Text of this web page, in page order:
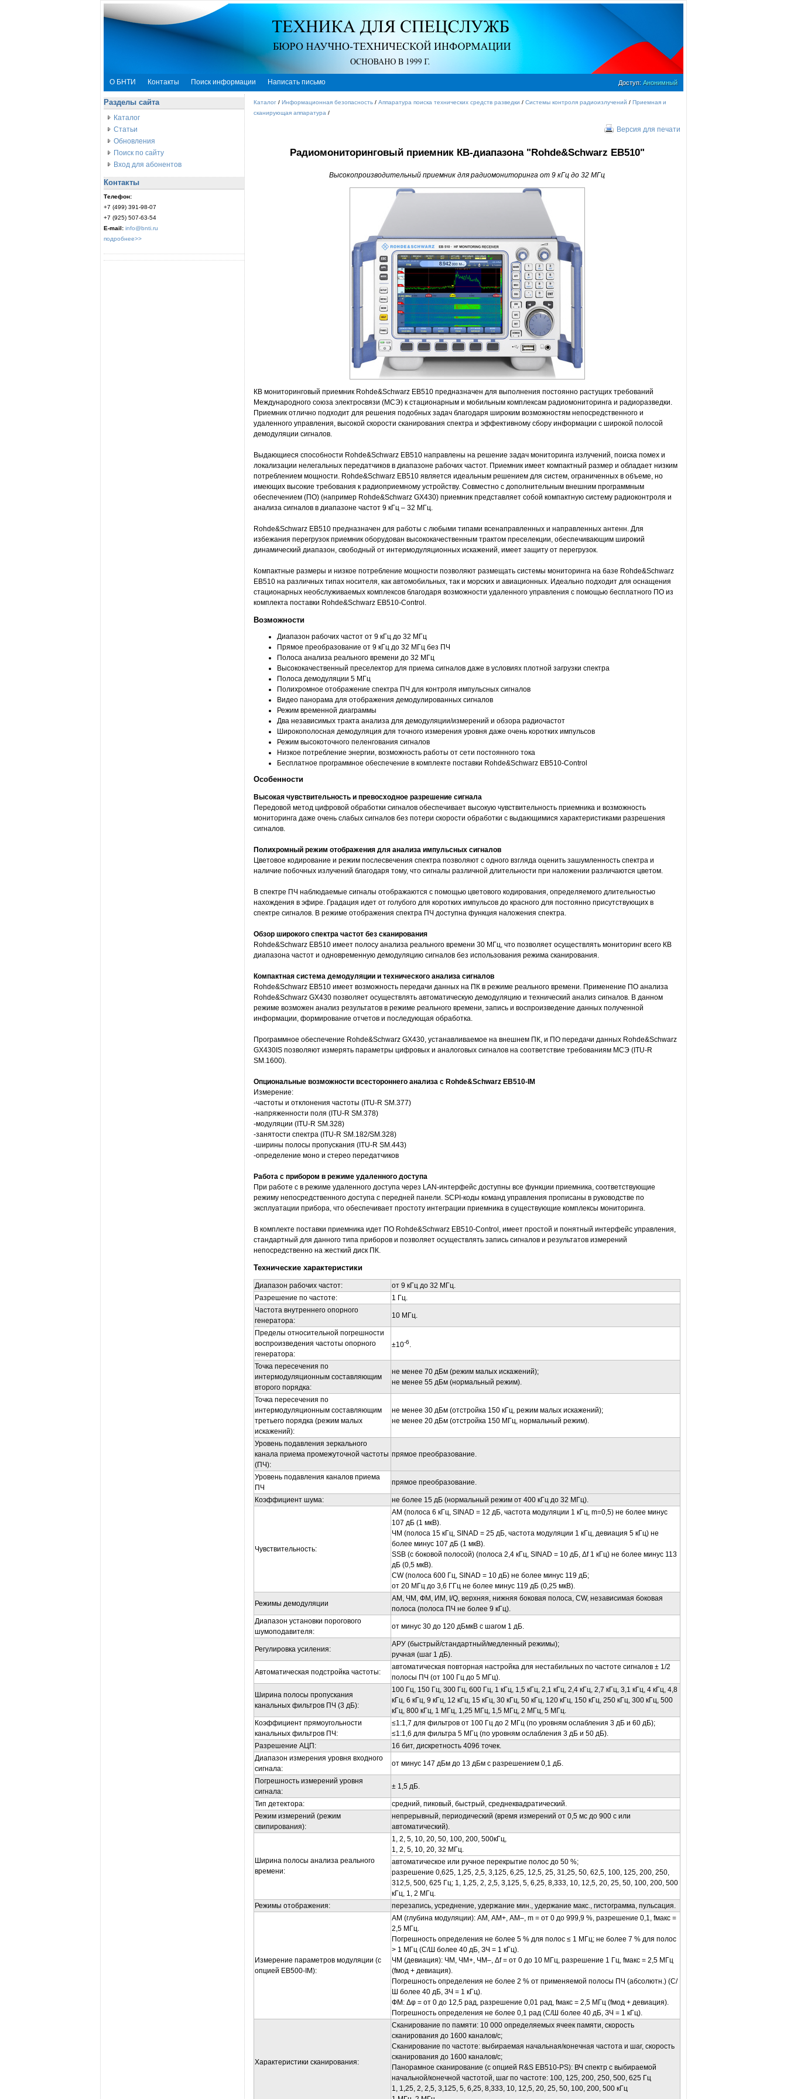
О БНТИ Контакты Поиск информации Написать письмо Доступ: Анонимный
Разделы сайта
Каталог
Статьи
Обновления
Поиск по сайту
Вход для абонентов
Контакты
Телефон:
+7 (499) 391-98-07
+7 (925) 507-63-54
E-mail: info@bnti.ru
подробнее>>
Каталог / Информационная безопасность / Аппаратура поиска технических средств разведки / Системы контроля радиоизлучений / Приемная и
сканирующая аппаратура /
Версия для печати
Радиомониторинговый приемник КВ-диапазона "Rohde&Schwarz EB510"
Высокопроизводительный приемник для радиомониторинга от 9 кГц до 32 МГц
КВ мониторинговый приемник Rohde&Schwarz EB510 предназначен для выполнения постоянно растущих требований
Международного союза электросвязи (МСЭ) к стационарным и мобильным комплексам радиомониторинга и радиоразведки.
Приемник отлично подходит для решения подобных задач благодаря широким возможностям непосредственного и
удаленного управления, высокой скорости сканирования спектра и эффективному сбору информации с широкой полосой
демодуляции сигналов.
Выдающиеся способности Rohde&Schwarz EB510 направлены на решение задач мониторинга излучений, поиска помех и
локализации нелегальных передатчиков в диапазоне рабочих частот. Приемник имеет компактный размер и обладает низким
потреблением мощности. Rohde&Schwarz EB510 является идеальным решением для систем, ограниченных в объеме, но
имеющих высокие требования к радиоприемному устройству. Совместно с дополнительным внешним программным
обеспечением (ПО) (например Rohde&Schwarz GX430) приемник представляет собой компактную систему радиоконтроля и
анализа сигналов в диапазоне частот 9 кГц – 32 МГц.
Rohde&Schwarz EB510 предназначен для работы с любыми типами всенаправленных и направленных антенн. Для
избежания перегрузок приемник оборудован высококачественным трактом преселекции, обеспечивающим широкий
динамический диапазон, свободный от интермодуляционных искажений, имеет защиту от перегрузок.
Компактные размеры и низкое потребление мощности позволяют размещать системы мониторинга на базе Rohde&Schwarz
EB510 на различных типах носителя, как автомобильных, так и морских и авиационных. Идеально подходит для оснащения
стационарных необслуживаемых комплексов благодаря возможности удаленного управления с помощью бесплатного ПО из
комплекта поставки Rohde&Schwarz EB510-Control.
Возможности
Диапазон рабочих частот от 9 кГц до 32 МГц
Прямое преобразование от 9 кГц до 32 МГц без ПЧ
Полоса анализа реального времени до 32 МГц
Высококачественный преселектор для приема сигналов даже в условиях плотной загрузки спектра
Полоса демодуляции 5 МГц
Полихромное отображение спектра ПЧ для контроля импульсных сигналов
Видео панорама для отображения демодулированных сигналов
Режим временной диаграммы
Два независимых тракта анализа для демодуляции/измерений и обзора радиочастот
Широкополосная демодуляция для точного измерения уровня даже очень коротких импульсов
Режим высокоточного пеленгования сигналов
Низкое потребление энергии, возможность работы от сети постоянного тока
Бесплатное программное обеспечение в комплекте поставки Rohde&Schwarz EB510-Control
Особенности
Высокая чувствительность и превосходное разрешение сигнала
Передовой метод цифровой обработки сигналов обеспечивает высокую чувствительность приемника и возможность
мониторинга даже очень слабых сигналов без потери скорости обработки с выдающимися характеристиками разрешения
сигналов.
Полихромный режим отображения для анализа импульсных сигналов
Цветовое кодирование и режим послесвечения спектра позволяют с одного взгляда оценить зашумленность спектра и
наличие побочных излучений благодаря тому, что сигналы различной длительности при наложении различаются цветом.
В спектре ПЧ наблюдаемые сигналы отображаются с помощью цветового кодирования, определяемого длительностью
нахождения в эфире. Градация идет от голубого для коротких импульсов до красного для постоянно присутствующих в
спектре сигналов. В режиме отображения спектра ПЧ доступна функция наложения спектра.
Обзор широкого спектра частот без сканирования
Rohde&Schwarz EB510 имеет полосу анализа реального времени 30 МГц, что позволяет осуществлять мониторинг всего КВ
диапазона частот и одновременную демодуляцию сигналов без использования режима сканирования.
Компактная система демодуляции и технического анализа сигналов
Rohde&Schwarz EB510 имеет возможность передачи данных на ПК в режиме реального времени. Применение ПО анализа
Rohde&Schwarz GX430 позволяет осуществлять автоматическую демодуляцию и технический анализ сигналов. В данном
режиме возможен анализ результатов в режиме реального времени, запись и воспроизведение данных полученной
информации, формирование отчетов и последующая обработка.
Программное обеспечение Rohde&Schwarz GX430, устанавливаемое на внешнем ПК, и ПО передачи данных Rohde&Schwarz
GX430IS позволяют измерять параметры цифровых и аналоговых сигналов на соответствие требованиям МСЭ (ITU-R
SM.1600).
Опциональные возможности всестороннего анализа с Rohde&Schwarz EB510-IM
Измерение:
-частоты и отклонения частоты (ITU-R SM.377)
-напряженности поля (ITU-R SM.378)
-модуляции (ITU-R SM.328)
-занятости спектра (ITU-R SM.182/SM.328)
-ширины полосы пропускания (ITU-R SM.443)
-определение моно и стерео передатчиков
Работа с прибором в режиме удаленного доступа
При работе с в режиме удаленного доступа через LAN-интерфейс доступны все функции приемника, соответствующие
режиму непосредственного доступа с передней панели. SCPI-коды команд управления прописаны в руководстве по
эксплуатации прибора, что обеспечивает простоту интеграции приемника в существующие комплексы мониторинга.
В комплекте поставки приемника идет ПО Rohde&Schwarz EB510-Control, имеет простой и понятный интерфейс управления,
стандартный для данного типа приборов и позволяет осуществлять запись сигналов и результатов измерений
непосредственно на жесткий диск ПК.
Технические характеристики
Диапазон рабочих частот:
от 9 кГц до 32 МГц.
Разрешение по частоте:
1 Гц.
Частота внутреннего опорного
генератора:
10 МГц.
Пределы относительной погрешности
воспроизведения частоты опорного
генератора:
±10-6.
Точка пересечения по
интермодуляционным составляющим
второго порядка:
не менее 70 дБм (режим малых искажений);
не менее 55 дБм (нормальный режим).
Точка пересечения по
интермодуляционным составляющим
третьего порядка (режим малых
искажений):
не менее 30 дБм (отстройка 150 кГц, режим малых искажений);
не менее 20 дБм (отстройка 150 МГц, нормальный режим).
Уровень подавления зеркального
канала приема промежуточной частоты
(ПЧ):
прямое преобразование.
Уровень подавления каналов приема
ПЧ
прямое преобразование.
Коэффициент шума: не более 15 дБ (нормальный режим от 400 кГц до 32 МГц).
Чувствительность:
АМ (полоса 6 кГц, SINAD = 12 дБ, частота модуляции 1 кГц, m=0,5) не более минус
107 дБ (1 мкВ).
ЧМ (полоса 15 кГц, SINAD = 25 дБ, частота модуляции 1 кГц, девиация 5 кГц) не
более минус 107 дБ (1 мкВ).
SSB (с боковой полосой) (полоса 2,4 кГц, SINAD = 10 дБ, Δf1 кГц) не более минус 113
дБ (0,5 мкВ).
CW(полоса 600 Гц, SINAD = 10 дБ) не более минус 119 дБ;
от 20 МГц до 3,6 ГГц не более минус 119 дБ (0,25 мкВ).
Режимы демодуляции
АМ, ЧМ, ФМ, ИМ, I/Q, верхняя, нижняя боковая полоса, CW, независимая боковая
полоса (полоса ПЧ не более 9 кГц).
Диапазон установки порогового
шумоподавителя:
от минус 30 до 120 дБмкВ с шагом 1 дБ.
Регулировка усиления:
АРУ (быстрый/стандартный/медленный режимы);
ручная (шаг 1 дБ).
Автоматическая подстройка частоты:
автоматическая повторная настройка для нестабильных по частоте сигналов ± 1/2
полосы ПЧ (от 100 Гц до 5 МГц).
Ширина полосы пропускания
канальных фильтров ПЧ (3 дБ):
100 Гц, 150 Гц, 300 Гц, 600 Гц, 1 кГц, 1,5 кГц, 2,1 кГц, 2,4 кГц, 2,7 кГц, 3,1 кГц, 4 кГц, 4,8
кГц, 6 кГц, 9 кГц, 12 кГц, 15 кГц, 30 кГц, 50 кГц, 120 кГц, 150 кГц, 250 кГц, 300 кГц, 500
кГц, 800 кГц, 1 МГц, 1,25 МГц, 1,5 МГц, 2 МГц, 5 МГц.
Коэффициент прямоугольности
канальных фильтров ПЧ:
≤1:1,7 для фильтров от 100 Гц до 2 МГц (по уровням ослабления 3 дБ и 60 дБ);
≤1:1,6 для фильтра 5 МГц (по уровням ослабления 3 дБ и 50 дБ).
Разрешение АЦП:
16 бит, дискретность 4096 точек.
Диапазон измерения уровня входного
сигнала:
от минус 147 дБм до 13 дБм с разрешением 0,1 дБ.
Погрешность измерений уровня
сигнала:
± 1,5 дБ.
Тип детектора:
средний, пиковый, быстрый, среднеквадратический.
Режим измерений (режим
свипирования):
непрерывный, периодический (время измерений от 0,5 мс до 900 с или
автоматический).
Ширина полосы анализа реального
времени:
1, 2, 5, 10, 20, 50, 100, 200, 500кГц,
1, 2, 5, 10, 20, 32 МГц.
автоматическое или ручное перекрытие полос до 50 %;
разрешение 0,625, 1,25, 2,5, 3,125, 6,25, 12,5, 25, 31,25, 50, 62,5, 100, 125, 200, 250,
312,5, 500, 625 Гц; 1, 1,25, 2, 2,5, 3,125, 5, 6,25, 8,333, 10, 12,5, 20, 25, 50, 100, 200, 500
кГц, 1, 2 МГц.
Режимы отображения:
перезапись, усреднение, удержание мин., удержание макс., гистограмма, пульсация.
Измерение параметров модуляции (с
опцией EB500-IM):
АМ (глубина модуляции): АМ, АМ+, АМ–, m = от 0 до 999,9 %, разрешение 0,1, fмакс =
2,5 МГц.
Погрешность определения не более 5 % для полос ≤ 1 МГц; не более 7 % для полос
> 1 МГц (С/Ш более 40 дБ, ЗЧ = 1 кГц).
ЧМ (девиация): ЧМ, ЧМ+, ЧМ–, Δf = от 0 до 10 МГц, разрешение 1 Гц, fмакс = 2,5 МГц
(fмод + девиация).
Погрешность определения не более 2 % от применяемой полосы ПЧ (абсолютн.) (С/
Ш более 40 дБ, ЗЧ = 1 кГц).
ФМ: Δφ = от 0 до 12,5 рад, разрешение 0,01 рад, fмакс = 2,5 МГц (fмод + девиация).
Погрешность определения не более 0,1 рад (С/Ш более 40 дБ, ЗЧ = 1 кГц).
Характеристики сканирования:
Сканирование по памяти: 10 000 определяемых ячеек памяти, скорость
сканирования до 1600 каналов/с;
Сканирование по частоте: выбираемая начальная/конечная частота и шаг, скорость
сканирования до 1600 каналов/с;
Панорамное сканирование (с опцией R&S EB510-PS): ВЧ спектр с выбираемой
начальной/конечной частотой, шаг по частоте: 100, 125, 200, 250, 500, 625 Гц
1, 1,25, 2, 2,5, 3,125, 5, 6,25, 8,333, 10, 12,5, 20, 25, 50, 100, 200, 500 кГц